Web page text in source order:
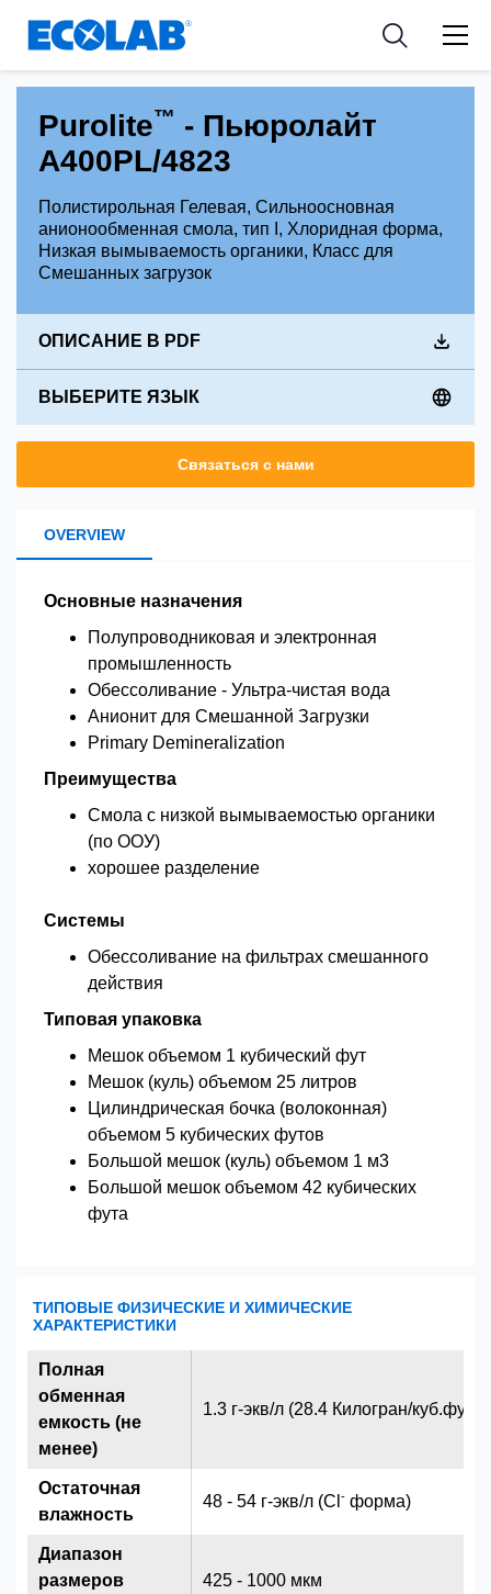
Resources
Applications
Medical Devices and Diagnostics
News & Events
Tools
Purolite™ - Пьюролайт
A400PL/4823
Полистирольная Гелевая, Сильноосновная
анионообменная смола, тип I, Хлоридная форма,
Низкая вымываемость органики, Класс для
Смешанных загрузок
ОПИСАНИЕ В PDF
ВЫБЕРИТЕ ЯЗЫК
Связаться с нами
OVERVIEW
Основные назначения
Полупроводниковая и электронная
промышленность
Обессоливание - Ультра-чистая вода
Анионит для Смешанной Загрузки
Primary Demineralization
Преимущества
Смола с низкой вымываемостью органики
(по ООУ)
хорошее разделение
Системы
Обессоливание на фильтрах смешанного
действия
Типовая упаковка
Мешок объемом 1 кубический фут
Мешок (куль) объемом 25 литров
Цилиндрическая бочка (волоконная)
объемом 5 кубических футов
Большой мешок (куль) объемом 1 м3
Большой мешок объемом 42 кубических
фута
ТИПОВЫЕ ФИЗИЧЕСКИЕ И ХИМИЧЕСКИЕ
ХАРАКТЕРИСТИКИ
1.3 г-экв/л (28.4 Килогран/куб.фут)
48 - 54 г-экв/л (Cl - форма)
425 - 1000 мкм
Полная
обменная
емкость (не
менее)
Остаточная
влажность
Диапазон
размеров